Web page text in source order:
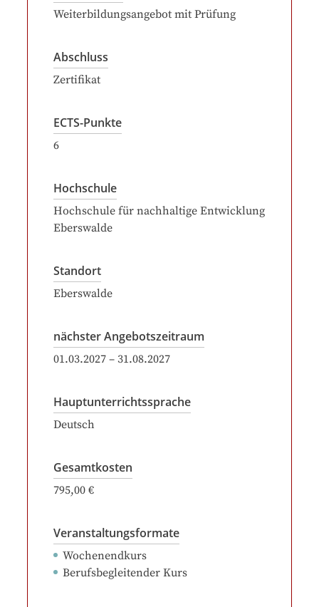
Weiterbildungsangebot mit Prüfung
Abschluss
Zertifikat
ECTS-Punkte
6
Hochschule
Hochschule für nachhaltige Entwicklung
Eberswalde
Standort
Eberswalde
nächster Angebotszeitraum
01.03.2027 – 31.08.2027
Hauptunterrichtssprache
Deutsch
Gesamtkosten
795,00 €
Veranstaltungsformate
Wochenendkurs
Berufsbegleitender Kurs